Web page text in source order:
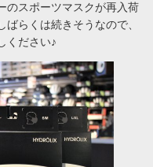
のスポーツマスクが再入荷
らくは続きそうなので、
ください♪